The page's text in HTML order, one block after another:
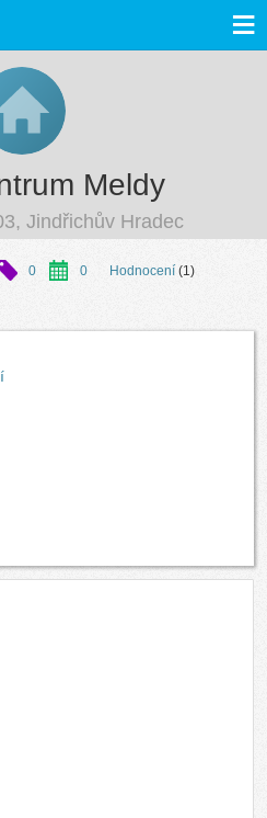
≡
Meldy
Jindřichův Hradec
0 0 Hodnocení (1)